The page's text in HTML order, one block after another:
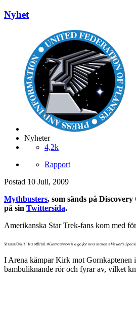
Nyhet
Nyheter
4,2k
Rapport
Postad 10 Juli, 2009
Mythbusters, som sänds på
på sin Twittersida.
Amerikanska Star Trek-fans kom med
YesssssKirk!!! It's official. #Gorncannon is a go for next season's Viewer's
I Arena kämpar Kirk mot Gornkaptenen
bambuliknande rör och fyrar av, vilket